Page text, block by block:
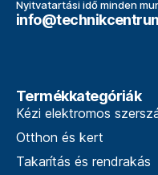
Nyitvatartási idő minden
Termékkategóriák
Kézi elektromos
Otthon és kert
Takarítás és rendrakás